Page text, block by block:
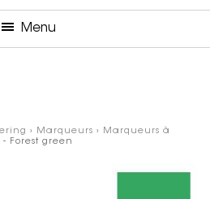
Menu
› Marqueurs › Marqueurs à
- Forest green